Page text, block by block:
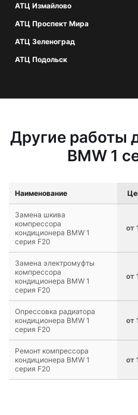
АТЦ Измайлово
АТЦ Проспект Мира
АТЦ Зеленоград
АТЦ Подольск
Другие работы
BMW 1
Наименование
Замена шкива
компрессора
кондиционера BMW 1
серия F20
от
Замена электромуфты
компрессора
кондиционера BMW 1
серия F20
от
Опрессовка радиатора
кондиционера BMW 1
серия F20
от
Ремонт компрессора
кондиционера BMW 1
серия F20
от